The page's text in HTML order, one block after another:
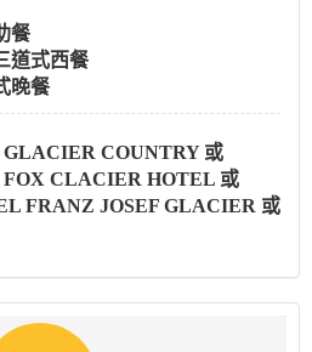
餐
道式西餐
晚餐
COUNTRY 或
CLACIER HOTEL 或
FRANZ JOSEF GLACIER 或